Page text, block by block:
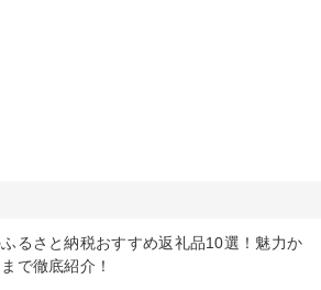
るさと納税おすすめ返礼品10選！魅力か
で徹底紹介！